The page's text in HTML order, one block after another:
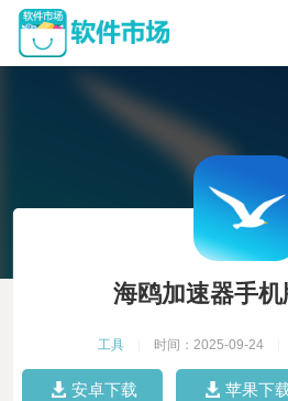
海鸥加速器手
工具 时间：2025-09-24
安卓下载 苹果下